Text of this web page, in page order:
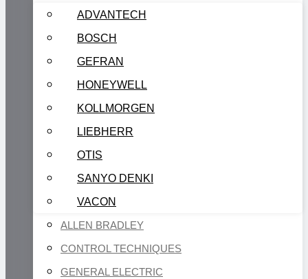
ADVANTECH
BOSCH
GEFRAN
HONEYWELL
KOLLMORGEN
LIEBHERR
OTIS
SANYO DENKI
VACON
ALLEN BRADLEY
CONTROL TECHNIQUES
GENERAL ELECTRIC